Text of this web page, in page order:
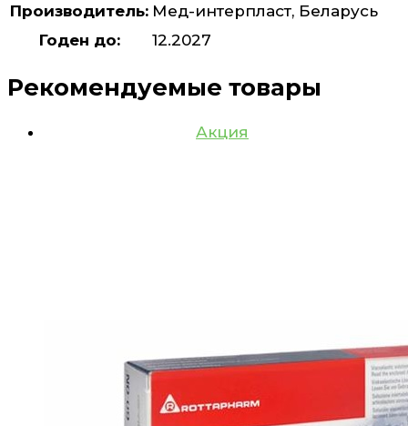
Производитель: Мед-интерпласт, Беларусь
Годен до:
12.2027
Рекомендуемые товары
Акция